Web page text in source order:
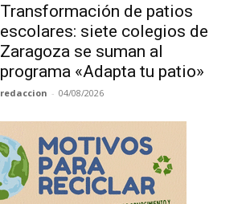
Transformación de patios
escolares: siete colegios de
Zaragoza se suman al
programa «Adapta tu patio»
redaccion - 04/08/2026